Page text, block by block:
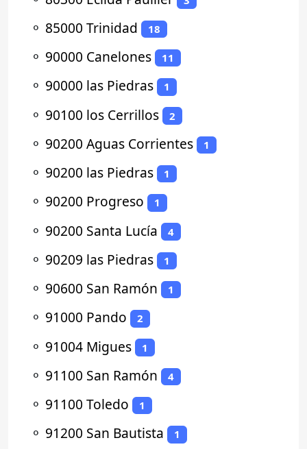
⚬ 85000 Trinidad 18
⚬ 90000 Canelones 11
⚬ 90000 las Piedras 1
⚬ 90100 los Cerrillos 2
⚬ 90200 Aguas Corrientes 1
⚬ 90200 las Piedras 1
⚬ 90200 Progreso 1
⚬ 90200 Santa Lucía 4
⚬ 90209 las Piedras 1
⚬ 90600 San Ramón 1
⚬ 91000 Pando 2
⚬ 91004 Migues 1
⚬ 91100 San Ramón 4
⚬ 91100 Toledo 1
⚬ 91200 San Bautista 1